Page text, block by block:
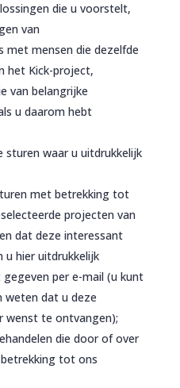
die u voorstelt,
van
met mensen die dezelfde
het Kick-project,
van belangrijke
u daarom hebt
sturen waar u uitdrukkelijk
met betrekking tot
projecten van
dat deze interessant
u hier uitdrukkelijk
per e-mail (u kunt
weten dat u deze
wenst te ontvangen);
die door of over
tot ons